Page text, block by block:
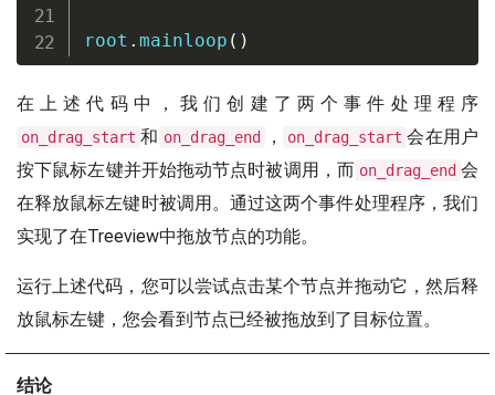
root . mainloop ( )
在上述代码中，我们创建了两个事件处理程序
on_drag_start 和 on_drag_end ， on_drag_start 会在用户
按下鼠标左键并开始拖动节点时被调用，而 on_drag_end 会
在释放鼠标左键时被调用。通过这两个事件处理程序，我们
实现了在Treeview中拖放节点的功能。
运行上述代码，您可以尝试点击某个节点并拖动它，然后释
放鼠标左键，您会看到节点已经被拖放到了目标位置。
结论